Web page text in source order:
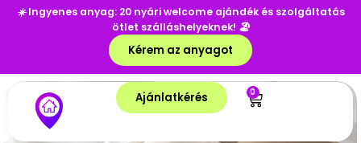
☀️Ingyenes anyag: 20 nyári welcome ajándék és szolgáltatás
ötlet szálláshelyeknek! 🏖️
Kérem az anyagot
Ajánlatkérés 0